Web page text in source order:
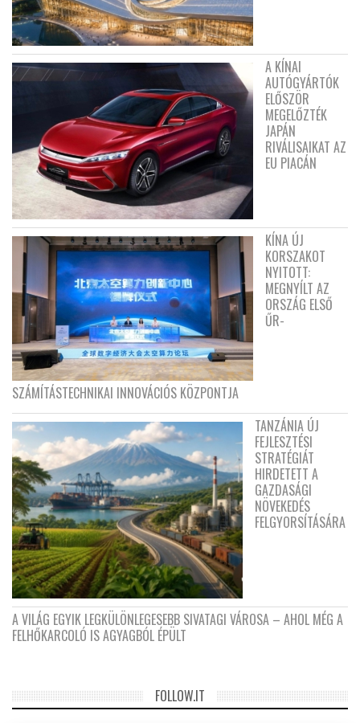
A KÍNAI
AUTÓGYÁRTÓK
ELŐSZÖR
MEGELŐZTÉK
JAPÁN
RIVÁLISAIKAT AZ
EU PIACÁN
KÍNA ÚJ
KORSZAKOT
NYITOTT:
MEGNYÍLT AZ
ORSZÁG ELSŐ
ŰR-
SZÁMÍTÁSTECHNIKAI INNOVÁCIÓS KÖZPONTJA
TANZÁNIA ÚJ
FEJLESZTÉSI
STRATÉGIÁT
HIRDETETT A
GAZDASÁGI
NÖVEKEDÉS
FELGYORSÍTÁSÁRA
A VILÁG EGYIK LEGKÜLÖNLEGESEBB SIVATAGI VÁROSA – AHOL MÉG A
FELHŐKARCOLÓ IS AGYAGBÓL ÉPÜLT
FOLLOW.IT